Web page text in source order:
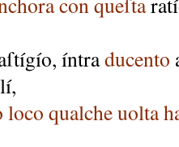
, íntraducento
,
loco qualcheuolta